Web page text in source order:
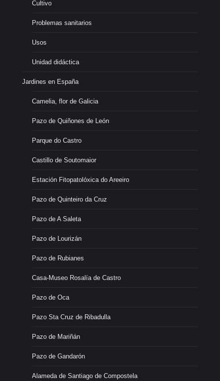
Cultivo
Problemas sanitarios
Usos
Unidad didáctica
Jardines en España
Camelia, flor de Galicia
Pazo de Quiñones de León
Parque do Castro
Castillo de Soutomaior
Estación Fitopatolóxica do Areeiro
Pazo de Quinteiro da Cruz
Pazo de A Saleta
Pazo de Lourizán
Pazo de Rubianes
Casa-Museo Rosalía de Castro
Pazo de Oca
Pazo Sta Cruz de Ribadulla
Pazo de Mariñán
Pazo de Gandarón
Alameda de Santiago de Compostela